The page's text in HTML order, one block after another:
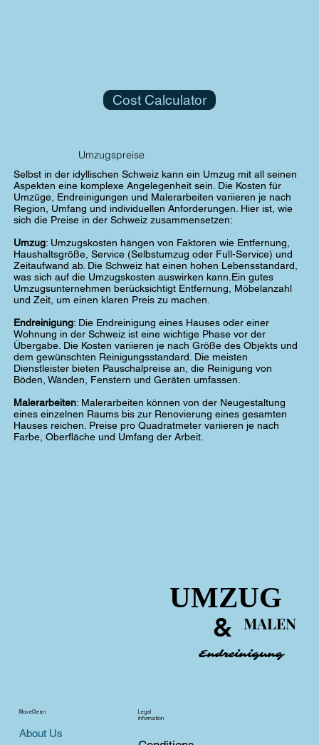
Cost Calculator
Selbst in der idyllischen Schweiz kann ein Umzug mit all seinen
Aspekten eine komplexe Angelegenheit sein. Die Kosten für
Umzüge, Endreinigungen und Malerarbeiten variieren je nach
Region, Umfang und individuellen Anforderungen. Hier ist, wie
sich die Preise in der Schweiz zusammensetzen:
Umzug: Umzugskosten hängen von Faktoren wie Entfernung,
Haushaltsgröße, Service (Selbstumzug oder Full-Service) und
Zeitaufwand ab. Die Schweiz hat einen hohen Lebensstandard,
was sich auf die Umzugskosten auswirken kann.Ein gutes
Umzugsunternehmen berücksichtigt Entfernung, Möbelanzahl
und Zeit, um einen klaren Preis zu machen.
Endreinigung: Die Endreinigung eines Hauses oder einer
Wohnung in der Schweiz ist eine wichtige Phase vor der
Übergabe. Die Kosten variieren je nach Größe des Objekts und
dem gewünschten Reinigungsstandard. Die meisten
Dienstleister bieten Pauschalpreise an, die Reinigung von
Böden, Wänden, Fenstern und Geräten umfassen.
Malerarbeiten: Malerarbeiten können von der Neugestaltung
eines einzelnen Raums bis zur Renovierung eines gesamten
Hauses reichen. Preise pro Quadratmeter variieren je nach
Farbe, Oberfläche und Umfang der Arbeit.
MALEN
MALEN
&
&
UMZUG
UMZUG
Endreinigung
Endreinigung
Umzugspreise
About Us
MoveClean
Legal
information